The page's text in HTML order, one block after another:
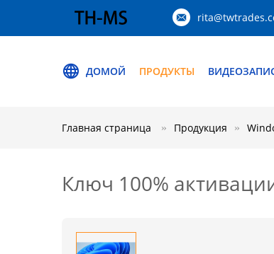
ДОМОЙ ПРОДУКТЫ
Главная страница Продукция
Ключ 100%